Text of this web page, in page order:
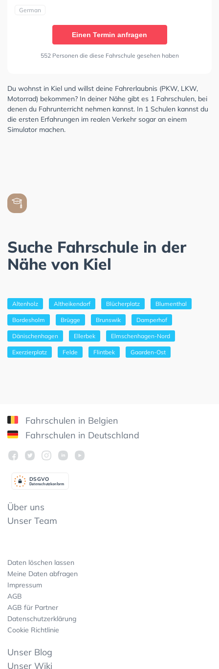
German
Einen Termin anfragen
552 Personen die diese Fahrschule gesehen haben
Du wohnst in Kiel und willst deine Fahrerlaubnis (PKW, LKW,
Motorrad) bekommen? In deiner Nähe gibt es 1 Fahrschulen, bei
denen du Fahrunterricht nehmen kannst. In 1 Schulen kannst du
die ersten Erfahrungen im realen Verkehr sogar an einem
Simulator machen.
Suche Fahrschule in der
Nähe von Kiel
Altenholz Altheikendorf Blücherplatz Blumenthal
Bordesholm Brügge Brunswik Damperhof
Dänischenhagen Ellerbek Elmschenhagen-Nord
Exerzierplatz Felde Flintbek Gaarden-Ost
Fahrschulen in Belgien
Fahrschulen in Deutschland
Datenschutzkonform
DSGVO
Über uns
Unser Team
Daten löschen lassen
Meine Daten abfragen
Impressum
AGB
AGB für Partner
Datenschutzerklärung
Cookie Richtlinie
Unser Blog
Unser Wiki